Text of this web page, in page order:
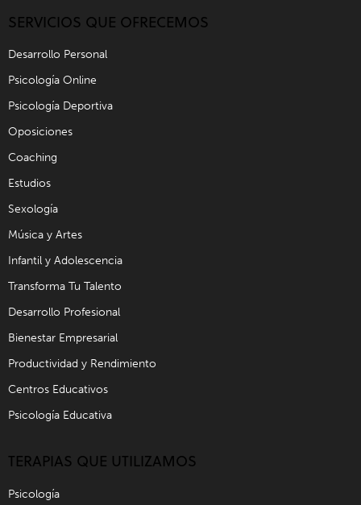
SERVICIOS QUE OFRECEMOS
Desarrollo Personal
Psicología Online
Psicología Deportiva
Oposiciones
Coaching
Estudios
Sexología
Música y Artes
Infantil y Adolescencia
Transforma Tu Talento
Desarrollo Profesional
Bienestar Empresarial
Productividad y Rendimiento
Centros Educativos
Psicología Educativa
TERAPIAS QUE UTILIZAMOS
Psicología